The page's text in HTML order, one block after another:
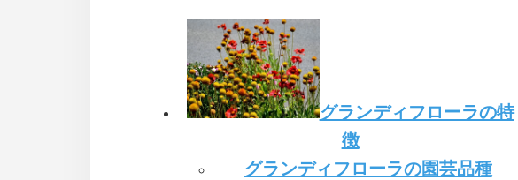
グランディフローラの特
徴
グランディフローラの園芸品種